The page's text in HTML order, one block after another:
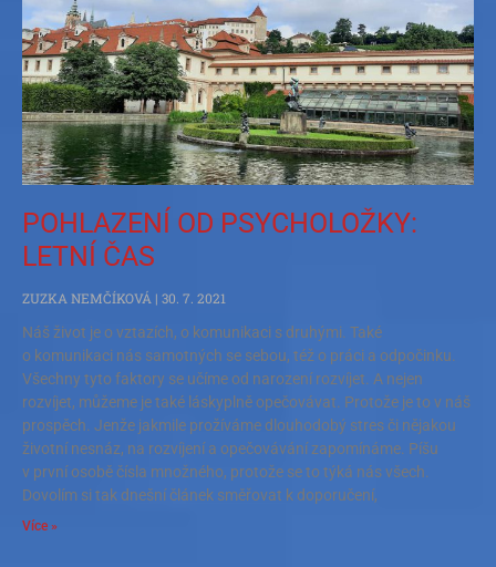
POHLAZENÍ OD PSYCHOLOŽKY:
LETNÍ ČAS
ZUZKA NEMČÍKOVÁ
30. 7. 2021
Náš život je o vztazích, o komunikaci s druhými. Také
o komunikaci nás samotných se sebou, též o práci a odpočinku.
Všechny tyto faktory se učíme od narození rozvíjet. A nejen
rozvíjet, můžeme je také láskyplně opečovávat. Protože je to v náš
prospěch. Jenže jakmile prožíváme dlouhodobý stres či nějakou
životní nesnáz, na rozvíjení a opečovávání zapomínáme. Píšu
v první osobě čísla množného, protože se to týká nás všech.
Dovolím si tak dnešní článek směřovat k doporučení,
Více »